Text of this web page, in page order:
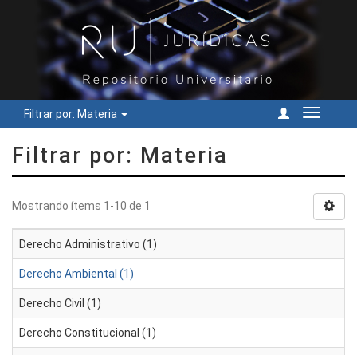
Filtrar por: Materia
Cambiar
Filtrar por: Materia
Mostrando ítems 1-10 de 1
Derecho Administrativo (1)
Derecho Ambiental (1)
Derecho Civil (1)
Derecho Constitucional (1)